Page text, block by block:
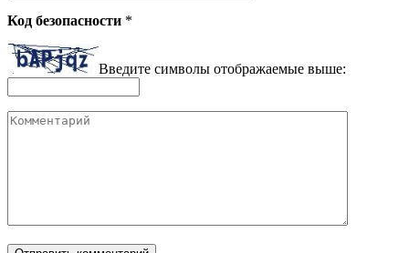
Код безопасности *
Введите символы отображаемые выше:
Комментарий